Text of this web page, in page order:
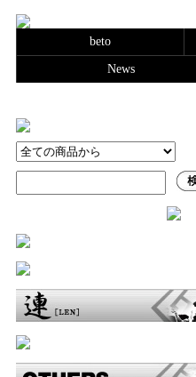
beto
News